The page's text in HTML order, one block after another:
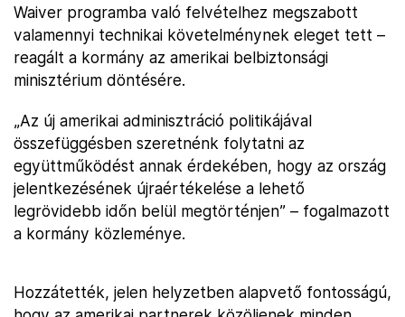
Waiver programba való felvételhez megszabott
valamennyi technikai követelménynek eleget tett –
reagált a kormány az amerikai belbiztonsági
minisztérium döntésére.
„Az új amerikai adminisztráció politikájával
összefüggésben szeretnénk folytatni az
együttműködést annak érdekében, hogy az ország
jelentkezésének újraértékelése a lehető
legrövidebb időn belül megtörténjen” – fogalmazott
a kormány közleménye.
Hozzátették, jelen helyzetben alapvető fontosságú,